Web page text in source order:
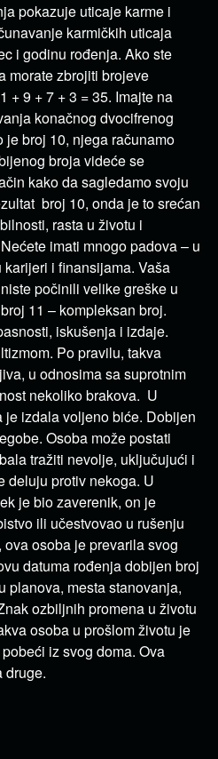
pokazuje uticaje karme i
karmičkih uticaja
i godinu rođenja. Ako ste
morate zbrojiti brojeve
+ 9 + 7 + 3 = 35. Imajte na
konačnog dvocifrenog
je broj 10, njega računamo
broja videće se
kako da sagledamo svoju
broj 10, onda je to srećan
rasta u životu i
imati mnogo padova – u
i finansijama. Vaša
počinili velike greške u
11 – kompleksan broj.
iskušenja i izdaje.
Po pravilu, takva
u odnosima sa suprotnim
nekoliko brakova. U
je izdala voljeno biće. Dobijen
Osoba može postati
tražiti nevolje, uključujući i
deluju protiv nekoga. U
je bio zaverenik, on je
ili učestvovao u rušenju
osoba je prevarila svog
datuma rođenja dobijen broj
planova, mesta stanovanja,
ozbiljnih promena u životu
osoba u prošlom životu je
iz svog doma. Ova
druge.